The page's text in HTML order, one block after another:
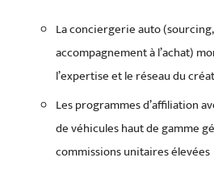
La conciergerie auto
accompagnement à l’achat)
l’expertise et le réseau du
Les programmes d’affiliation
de véhicules haut de gamme
commissions unitaires élevées